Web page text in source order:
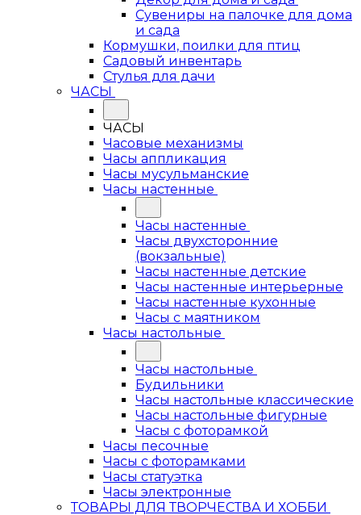
Сувениры на палочке для дома
и сада
Кормушки, поилки для птиц
Садовый инвентарь
Стулья для дачи
ЧАСЫ
ЧАСЫ
Часовые механизмы
Часы аппликация
Часы мусульманские
Часы настенные
Часы настенные
Часы двухсторонние
(вокзальные)
Часы настенные детские
Часы настенные интерьерные
Часы настенные кухонные
Часы с маятником
Часы настольные
Часы настольные
Будильники
Часы настольные классические
Часы настольные фигурные
Часы с фоторамкой
Часы песочные
Часы с фоторамками
Часы статуэтка
Часы электронные
ТОВАРЫ ДЛЯ ТВОРЧЕСТВА И ХОББИ